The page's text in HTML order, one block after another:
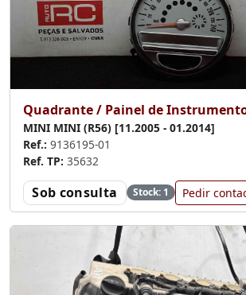
Quadrante / Painel de
MINI MINI (R56) [11.2005 - 01.2014]
Ref.: 9136195-01
Ref. TP: 35632
Sob consulta Stock: 1 Pedir